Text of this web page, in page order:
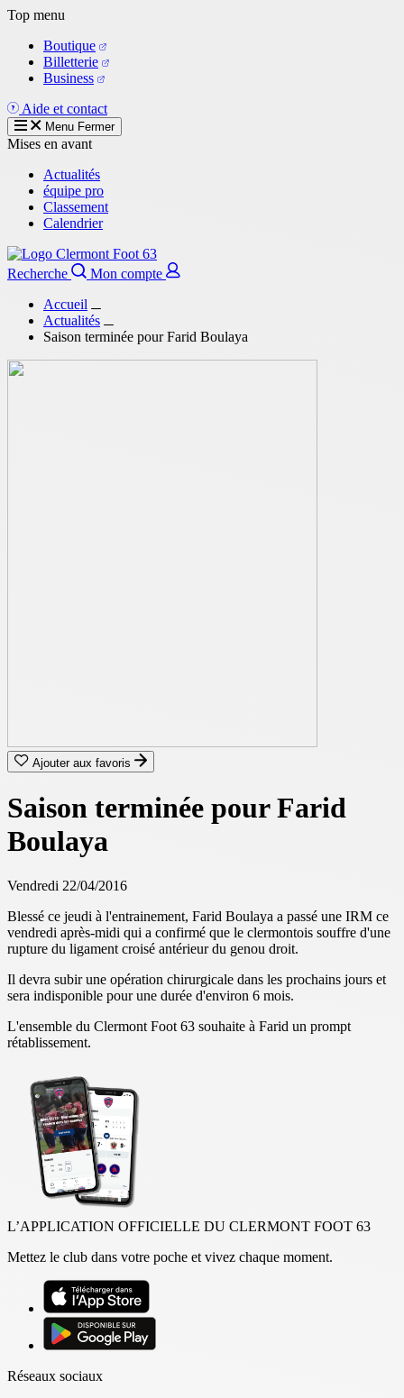
Aller
contenu
principal
Top menu
Boutique
Billetterie
Business
Aide et contact
Menu Fermer
Mises en avant
Actualités
équipe pro
Classement
Calendrier
Recherche
Mon compte
Accueil
Actualités
Saison terminée pour Farid Boulaya
Ajouter aux favoris
Saison terminée pour Farid
Boulaya
Vendredi 22/04/2016
Blessé ce jeudi à l'entrainement, Farid Boulaya a passé une IRM ce
vendredi après-midi qui a confirmé que le clermontois souffre d'une
rupture du ligament croisé antérieur du genou droit.
Il devra subir une opération chirurgicale dans les prochains jours et
sera indisponible pour une durée d'environ 6 mois.
L'ensemble du Clermont Foot 63 souhaite à Farid un prompt
rétablissement.
L’APPLICATION OFFICIELLE DU CLERMONT FOOT 63
Mettez le club dans votre poche et vivez chaque moment.
Réseaux sociaux